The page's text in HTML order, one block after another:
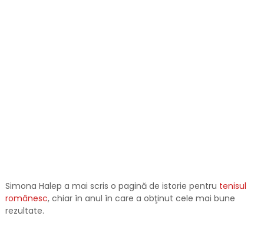
Simona Halep a mai scris o pagină de istorie pentru tenisul
românesc, chiar în anul în care a obţinut cele mai bune
rezultate.